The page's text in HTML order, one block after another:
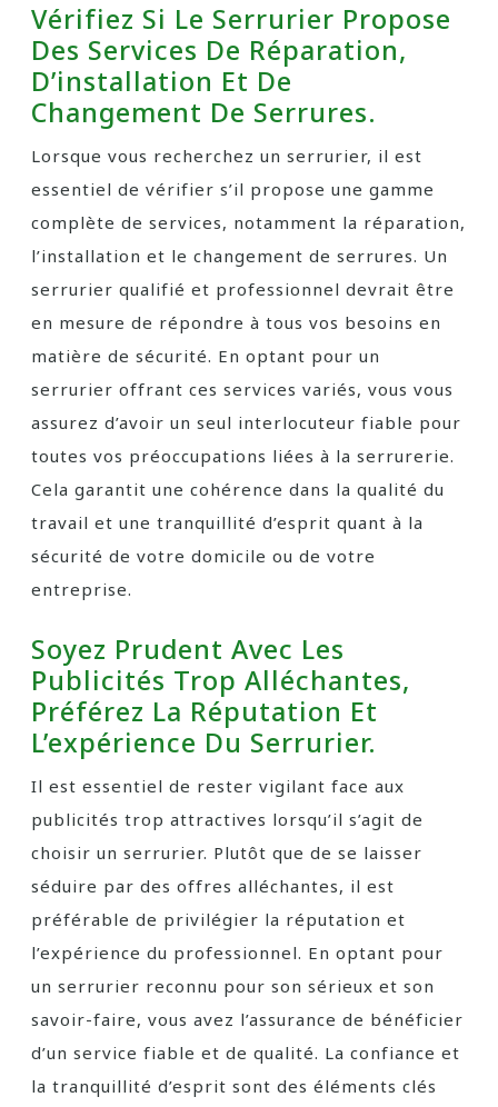
Vérifiez Si Le Serrurier Propose
Des Services De Réparation,
D’installation Et De
Changement De Serrures.
Lorsque vous recherchez un serrurier, il est
essentiel de vérifier s’il propose une gamme
complète de services, notamment la réparation,
l’installation et le changement de serrures. Un
serrurier qualifié et professionnel devrait être
en mesure de répondre à tous vos besoins en
matière de sécurité. En optant pour un
serrurier offrant ces services variés, vous vous
assurez d’avoir un seul interlocuteur fiable pour
toutes vos préoccupations liées à la serrurerie.
Cela garantit une cohérence dans la qualité du
travail et une tranquillité d’esprit quant à la
sécurité de votre domicile ou de votre
entreprise.
Soyez Prudent Avec Les
Publicités Trop Alléchantes,
Préférez La Réputation Et
L’expérience Du Serrurier.
Il est essentiel de rester vigilant face aux
publicités trop attractives lorsqu’il s’agit de
choisir un serrurier. Plutôt que de se laisser
séduire par des offres alléchantes, il est
préférable de privilégier la réputation et
l’expérience du professionnel. En optant pour
un serrurier reconnu pour son sérieux et son
savoir-faire, vous avez l’assurance de bénéficier
d’un service fiable et de qualité. La confiance et
la tranquillité d’esprit sont des éléments clés